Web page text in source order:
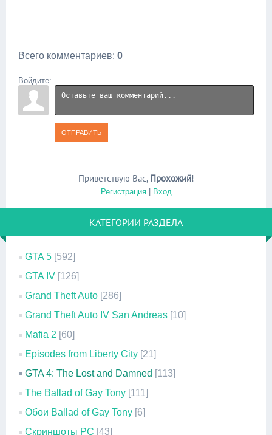
Всего комментариев: 0
Войдите:
ОТПРАВИТЬ
Приветствую Вас, Прохожий!
Регистрация| Вход
КАТЕГОРИИ РАЗДЕЛА
GTA 5 [592]
GTA IV [126]
Grand Theft Auto [286]
Grand Theft Auto IV San Andreas [10]
Mafia 2 [60]
Episodes from Liberty City [21]
GTA 4: The Lost and Damned [113]
The Ballad of Gay Tony [111]
Обои Ballad of Gay Tony [6]
Скриншоты PC [43]